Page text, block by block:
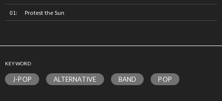
Protest the Sun
KEYWORD:
J-POP ALTERNATIVE BAND POP